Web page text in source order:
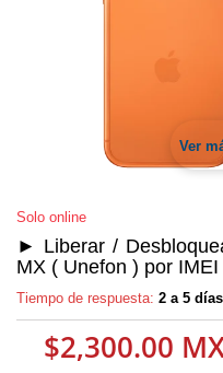
Ver
Solo online
► Liberar /
MX ( Unefon ) por IMEI
Tiempo de respuesta: 2 a 5
$2,300.00